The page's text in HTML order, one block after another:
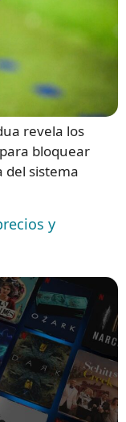
revela los
bloquear
del sistema
y